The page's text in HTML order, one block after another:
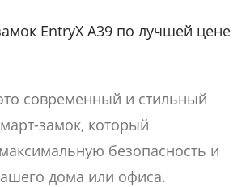
EntryX A39 по лучшей цене
современный и стильный
замок, который
безопасность и
дома или офиса.